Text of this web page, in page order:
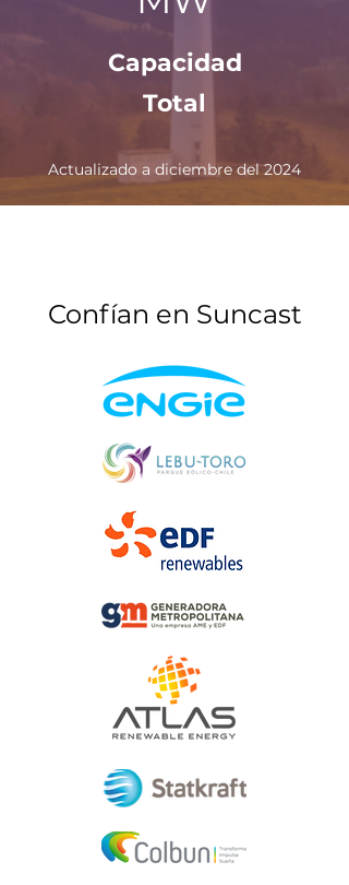
Capacidad
Total
Actualizado a diciembre del 2024
Confían en Suncast